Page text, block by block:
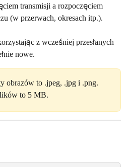
transmisji a rozpoczęciem
(w przerwach, okresach itp.).
z wcześniej przesłanych
nowe.
obrazów to .jpeg, .jpg i .png.
to 5 MB.